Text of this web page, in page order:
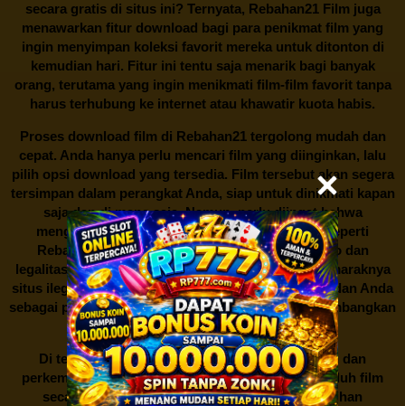
secara gratis di situs ini? Ternyata, Rebahan21 Film juga
menawarkan fitur download bagi para penikmat film yang
ingin menyimpan koleksi favorit mereka untuk ditonton di
kemudian hari. Fitur ini tentu saja menarik bagi banyak
orang, terutama yang ingin menikmati film-film favorit tanpa
harus terhubung ke internet atau khawatir kuota habis.
Proses download film di Rebahan21tergolong mudah dan
cepat. Anda hanya perlu mencari film yang diinginkan, lalu
pilih opsi download yang tersedia. Film tersebut akan segera
tersimpan dalam perangkat Anda, siap untuk dinikmati kapan
saja dan di mana saja. Namun, perlu diingat bahwa
mengunduh film secara gratis dari situs-situs seperti
Rebahan21 juga berarti berurusan dengan risiko dan
legalitas. Seperti yang telah dibahas sebelumnya, maraknya
situs ilegal semacam ini menimbulkan kontroversi, dan Anda
sebagai pengguna juga perlu bijak dalam mempertimbangkan
akibat dari tindakan tersebut.
Di tengah dinamika persaingan industri hiburan dan
perkembangan teknologi, menonton dan mengunduh film
secara gratis diRebahan21menjadi sebuah pilihan